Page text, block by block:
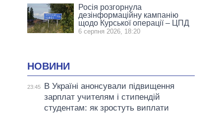
Росія розгорнула
дезінформаційну кампанію
щодо Курської операції – ЦПД
6 серпня 2026, 18:20
НОВИНИ
23:45
В Україні анонсували підвищення
зарплат учителям і стипендій
студентам: як зростуть виплати